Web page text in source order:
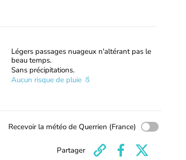
Légers passages nuageux n'altérant pas le
beau temps.
Sans précipitations.
Aucun risque de pluie
Recevoir la météo de Querrien (France)
Partager